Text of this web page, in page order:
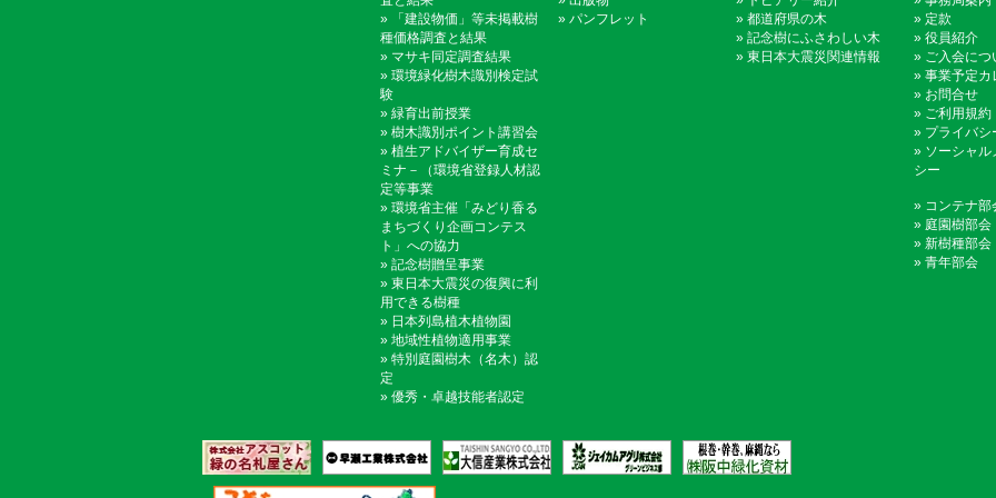
»
「建設物価」等未掲載樹
種価格調査と結果
» マサキ同定調査結果
» 環境緑化樹木識別検定試
験
» 緑育出前授業
» 樹木識別ポイント講習会
» 植生アドバイザー育成セ
ミナ－（環境省登録人材認
定等事業
» 環境省主催「みどり香る
まちづくり企画コンテス
ト」への協力
» 記念樹贈呈事業
» 東日本大震災の復興に利
用できる樹種
» 日本列島植木植物園
» 地域性植物適用事業
» 特別庭園樹木（名木）認
定
» 優秀・卓越技能者認定
» パンフレット
» 都道府県の木
» 記念樹にふさわしい木
» 東日本大震災関連情報
» 定款
» 役員紹介
» ご入会につ
» 事業予定カ
» お問合せ
» ご利用規約
» プライバシ
» ソーシャル
シー
» コンテナ部
» 庭園樹部会
» 新樹種部会
» 青年部会